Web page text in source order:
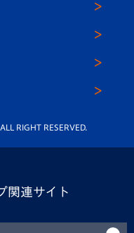
RIGHT RESERVED.
関連サイト